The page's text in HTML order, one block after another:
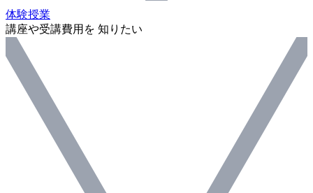
体験授業
講座や受講費用を 知りたい